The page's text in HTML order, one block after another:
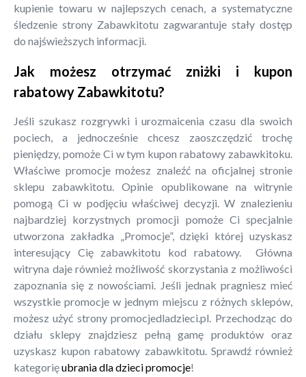
kupienie towaru w najlepszych cenach, a systematyczne
śledzenie strony Zabawkitotu zagwarantuje stały dostęp
do najświeższych informacji.
Jak możesz otrzymać zniżki i kupon
rabatowy Zabawkitotu?
Jeśli szukasz rozgrywki i urozmaicenia czasu dla swoich
pociech, a jednocześnie chcesz zaoszczędzić trochę
pieniędzy, pomoże Ci w tym kupon rabatowy zabawkitoku.
Właściwe promocje możesz znaleźć na oficjalnej stronie
sklepu zabawkitotu. Opinie opublikowane na witrynie
pomogą Ci w podjęciu właściwej decyzji. W znalezieniu
najbardziej korzystnych promocji pomoże Ci specjalnie
utworzona zakładka „Promocje”, dzięki której uzyskasz
interesujący Cię zabawkitotu kod rabatowy. Główna
witryna daje również możliwość skorzystania z możliwości
zapoznania się z nowościami. Jeśli jednak pragniesz mieć
wszystkie promocje w jednym miejscu z różnych sklepów,
możesz użyć strony promocjedladzieci.pl. Przechodząc do
działu sklepy znajdziesz pełną gamę produktów oraz
uzyskasz kupon rabatowy zabawkitotu. Sprawdź również
kategorięubrania dla dzieci promocje!